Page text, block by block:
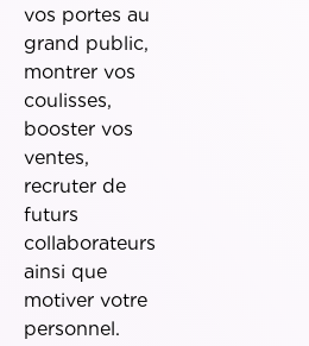
vos portes au
grand public,
montrer vos
coulisses,
booster vos
ventes,
recruter de
futurs
collaborateurs
ainsi que
motiver votre
personnel.